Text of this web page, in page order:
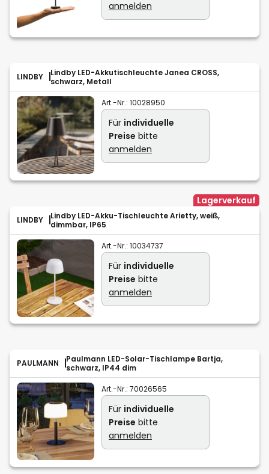
anmelden
LINDBY
Lindby LED-Akkutischleuchte Janea CROSS,
schwarz, Metall
Art.-Nr.: 10028950
Für individuelle
Preise bitte
anmelden
LINDBY
Lindby LED-Akku-Tischleuchte Arietty, weiß,
dimmbar, IP65
Lagerverkauf
Art.-Nr.: 10034737
Für individuelle
Preise bitte
anmelden
PAULMANN
Paulmann LED-Solar-Tischlampe Bartja,
schwarz, IP44 dim
Art.-Nr.: 70026565
Für individuelle
Preise bitte
anmelden